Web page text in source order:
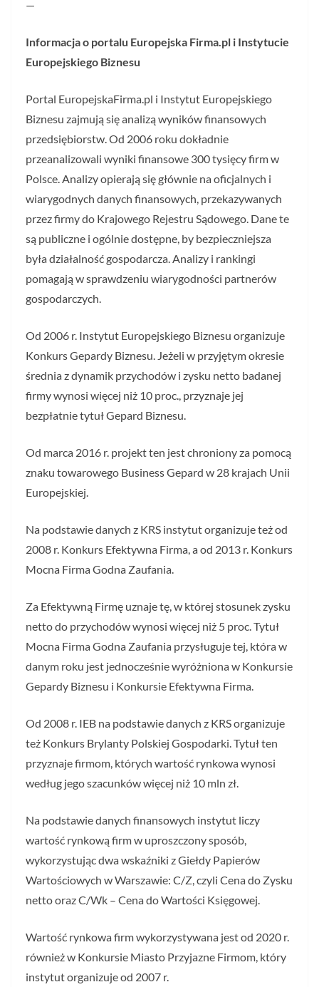
—
Informacja o portalu Europejska Firma.pl i Instytucie
Europejskiego Biznesu
Portal EuropejskaFirma.pl i Instytut Europejskiego
Biznesu zajmują się analizą wyników finansowych
przedsiębiorstw. Od 2006 roku dokładnie
przeanalizowali wyniki finansowe 300 tysięcy firm w
Polsce. Analizy opierają się głównie na oficjalnych i
wiarygodnych danych finansowych, przekazywanych
przez firmy do Krajowego Rejestru Sądowego. Dane te
są publiczne i ogólnie dostępne, by bezpieczniejsza
była działalność gospodarcza. Analizy i rankingi
pomagają w sprawdzeniu wiarygodności partnerów
gospodarczych.
Od 2006 r. Instytut Europejskiego Biznesu organizuje
Konkurs Gepardy Biznesu. Jeżeli w przyjętym okresie
średnia z dynamik przychodów i zysku netto badanej
firmy wynosi więcej niż 10 proc., przyznaje jej
bezpłatnie tytuł Gepard Biznesu.
Od marca 2016 r. projekt ten jest chroniony za pomocą
znaku towarowego Business Gepard w 28 krajach Unii
Europejskiej.
Na podstawie danych z KRS instytut organizuje też od
2008 r. Konkurs Efektywna Firma, a od 2013 r. Konkurs
Mocna Firma Godna Zaufania.
Za Efektywną Firmę uznaje tę, w której stosunek zysku
netto do przychodów wynosi więcej niż 5 proc. Tytuł
Mocna Firma Godna Zaufania przysługuje tej, która w
danym roku jest jednocześnie wyróżniona w Konkursie
Gepardy Biznesu i Konkursie Efektywna Firma.
Od 2008 r. IEB na podstawie danych z KRS organizuje
też Konkurs Brylanty Polskiej Gospodarki. Tytuł ten
przyznaje firmom, których wartość rynkowa wynosi
według jego szacunków więcej niż 10 mln zł.
Na podstawie danych finansowych instytut liczy
wartość rynkową firm w uproszczony sposób,
wykorzystując dwa wskaźniki z Giełdy Papierów
Wartościowych w Warszawie: C/Z, czyli Cena do Zysku
netto oraz C/Wk – Cena do Wartości Księgowej.
Wartość rynkowa firm wykorzystywana jest od 2020 r.
również w Konkursie Miasto Przyjazne Firmom, który
instytut organizuje od 2007 r.